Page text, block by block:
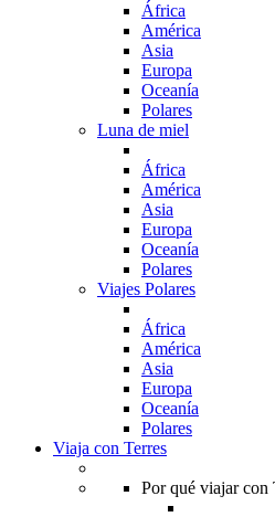
África
América
Asia
Europa
Oceanía
Polares
Luna de miel
África
América
Asia
Europa
Oceanía
Polares
Viajes Polares
África
América
Asia
Europa
Oceanía
Polares
Viaja con Terres
Por qué viajar con